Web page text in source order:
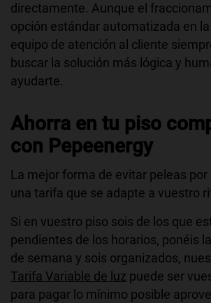
directamente. Aunque el
opción estándar automatizada en
equipo de atención al cliente
buscar la solución más lógica y
ayudarte.
Ahorra en tu piso
con Pepeenergy
La mejor forma de evitar peleas
una tarifa que se adapte a vuestro
Si en vuestro piso sois de los que
pendientes de los horarios, ponéis
de semana y sois organizados,
Tarifa Variable de luz puede ser
para pagar lo mínimo posible